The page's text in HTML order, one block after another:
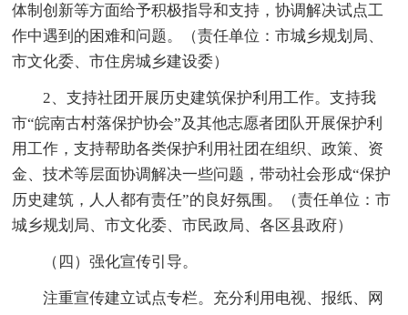
体制创新等方面给予积极指导和支持，协调解决试点工
作中遇到的困难和问题。（责任单位：市城乡规划局、
市文化委、市住房城乡建设委）
2、支持社团开展历史建筑保护利用工作。支持我
市“皖南古村落保护协会”及其他志愿者团队开展保护利
用工作，支持帮助各类保护利用社团在组织、政策、资
金、技术等层面协调解决一些问题，带动社会形成“保护
历史建筑，人人都有责任”的良好氛围。（责任单位：市
城乡规划局、市文化委、市民政局、各区县政府）
（四）强化宣传引导。
注重宣传建立试点专栏。充分利用电视、报纸、网